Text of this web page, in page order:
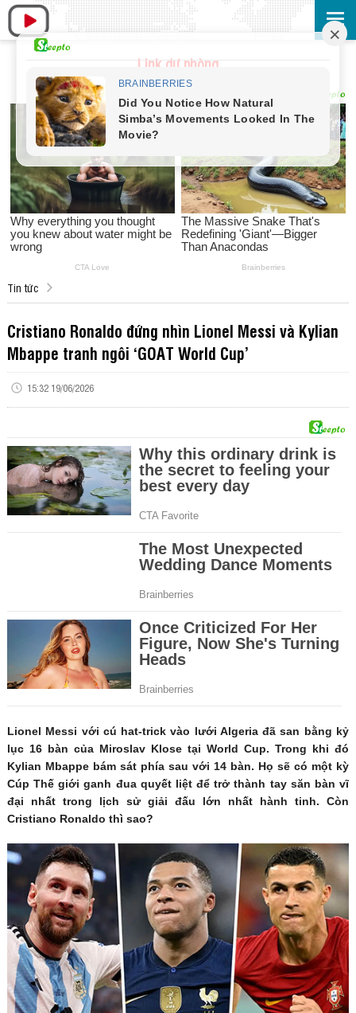
Link dự phòng
Tin tức
Cristiano Ronaldo đứng nhìn Lionel Messi và Kylian
Mbappe tranh ngôi ‘GOAT World Cup’
15:32 19/06/2026
Lionel Messi với cú hat-trick vào lưới Algeria đã san bằng kỷ
lục 16 bàn của Miroslav Klose tại World Cup. Trong khi đó
Kylian Mbappe bám sát phía sau với 14 bàn. Họ sẽ có một kỳ
Cúp Thế giới ganh đua quyết liệt để trở thành tay săn bàn vĩ
đại nhất trong lịch sử giải đấu lớn nhất hành tinh. Còn
Cristiano Ronaldo thì sao?